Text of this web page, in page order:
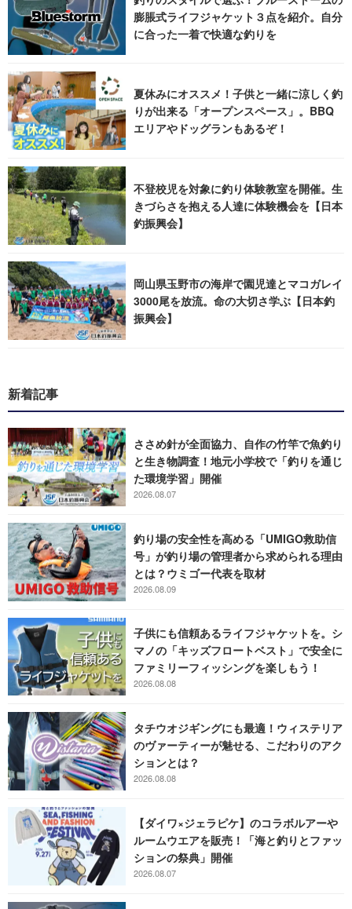
膨脹式ライフジャケット３点を紹介。自分
に合った一着で快適な釣りを
夏休みにオススメ！子供と一緒に涼しく釣
りが出来る「オープンスペース」。BBQ
エリアやドッグランもあるぞ！
不登校児を対象に釣り体験教室を開催。生
きづらさを抱える人達に体験機会を【日本
釣振興会】
岡山県玉野市の海岸で園児達とマコガレイ
3000尾を放流。命の大切さ学ぶ【日本釣
振興会】
新着記事
ささめ針が全面協力、自作の竹竿で魚釣り
と生き物調査！地元小学校で「釣りを通じ
た環境学習」開催
2026.08.07
釣り場の安全性を高める「UMIGO救助信
号」が釣り場の管理者から求められる理由
とは？ウミゴー代表を取材
2026.08.09
子供にも信頼あるライフジャケットを。シ
マノの「キッズフロートベスト」で安全に
ファミリーフィッシングを楽しもう！
2026.08.08
タチウオジギングにも最適！ウィステリア
のヴァーティーが魅せる、こだわりのアク
ションとは？
2026.08.08
【ダイワ×ジェラピケ】のコラボルアーや
ルームウエアを販売！「海と釣りとファッ
ションの祭典」開催
2026.08.07